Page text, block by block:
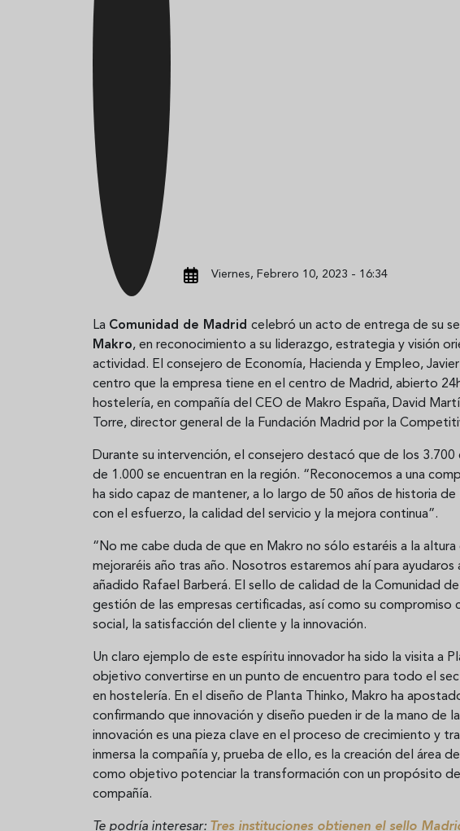
Viernes, Febrero 10, 2023 - 16:34
La Comunidad de Madrid celebró un acto de entrega de su
Makro, en reconocimiento a su liderazgo, estrategia y visión
actividad. El consejero de Economía, Hacienda y Empleo,
centro que la empresa tiene en el centro de Madrid, abierto
hostelería, en compañía del CEO de Makro España, David
Torre, director general de la Fundación Madrid por la
Durante su intervención, el consejero destacó que de los
de 1.000 se encuentran en la región. “Reconocemos a una
ha sido capaz de mantener, a lo largo de 50 años de historia
con el esfuerzo, la calidad del servicio y la mejora continua”.
“No me cabe duda de que en Makro no sólo estaréis a la
mejoraréis año tras año. Nosotros estaremos ahí para ayudaros
añadido Rafael Barberá. El sello de calidad de la Comunidad
gestión de las empresas certificadas, así como su
social, la satisfacción del cliente y la innovación.
Un claro ejemplo de este espíritu innovador ha sido la visita a
objetivo convertirse en un punto de encuentro para todo el
en hostelería. En el diseño de Planta Thinko, Makro ha
confirmando que innovación y diseño pueden ir de la mano de
innovación es una pieza clave en el proceso de crecimiento y
inmersa la compañía y, prueba de ello, es la creación del área
como objetivo potenciar la transformación con un propósito
compañía.
Te podría interesar: Tres instituciones obtienen el sello